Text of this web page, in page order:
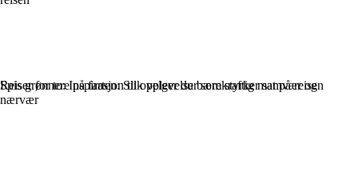
Reiser for to: Inspirasjon til opplevelser som styrker samvær og
nærvær
Spis grønnere på farten: Slik velger du bærekraftig mat på reisen